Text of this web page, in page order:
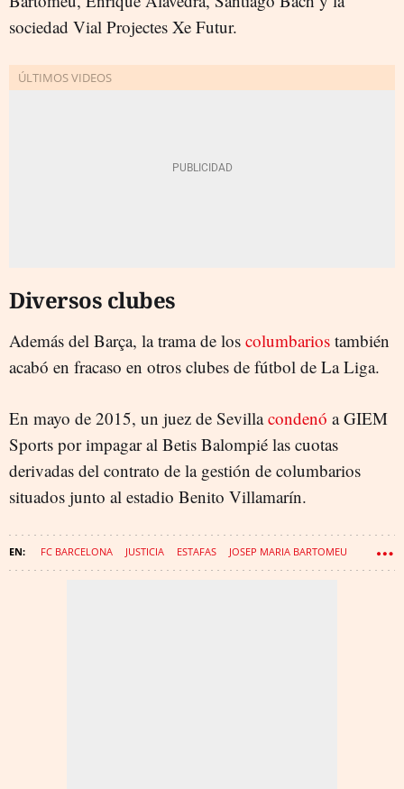
sociedad Vial Projectes Xe Futur.
Diversos clubes
Además del Barça, la trama de los columbarios también
acabó en fracaso en otros clubes de fútbol de La Liga.
En mayo de 2015, un juez de Sevillacondenó a GIEM
Sports por impagar al Betis Balompié las cuotas
derivadas del contrato de la gestión de columbarios
situados junto al estadio Benito Villamarín.
FC BARCELONA JUSTICIA ESTAFAS JOSEP MARIA BARTOMEU